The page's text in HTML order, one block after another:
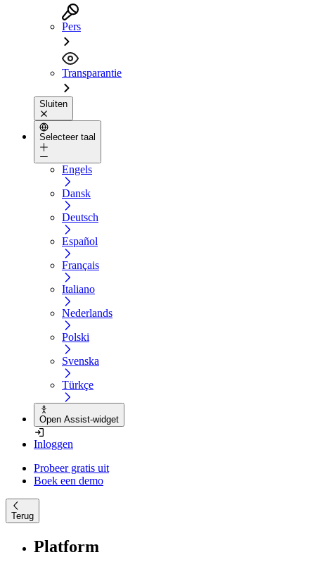
Pers
Transparantie
Sluiten
Selecteer taal
Engels
Dansk
Deutsch
Español
Français
Italiano
Nederlands
Polski
Svenska
Türkçe
Open Assist-widget
Inloggen
Probeer gratis uit
Boek een demo
Terug
Platform